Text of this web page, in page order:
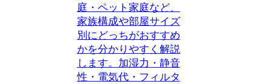
庭・ペット家庭など、
家族構成や部屋サイズ
別にどっちがおすすめ
かを分かりやすく解説
します。加湿力・静音
性・電気代・フィルタ